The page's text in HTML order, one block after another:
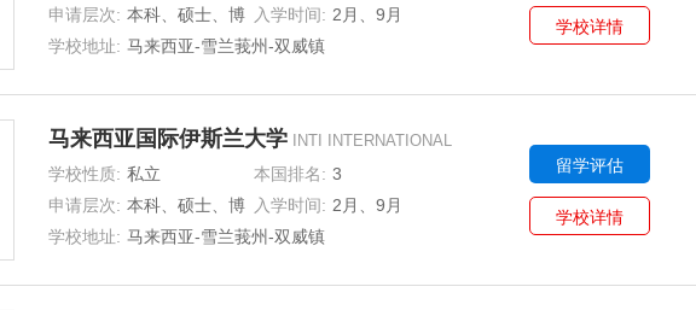
申请层次: 本科、硕士、博
士
入学时间: 2月、9月
学校地址: 马来西亚-雪兰莪州-双威镇
学校详情
马来西亚国际伊斯兰大学 INTI INTERNATIONAL
UNIVERSITY
学校性质: 私立 本国排名: 3
申请层次: 本科、硕士、博
士
入学时间: 2月、9月
学校地址: 马来西亚-雪兰莪州-双威镇
留学评估
学校详情